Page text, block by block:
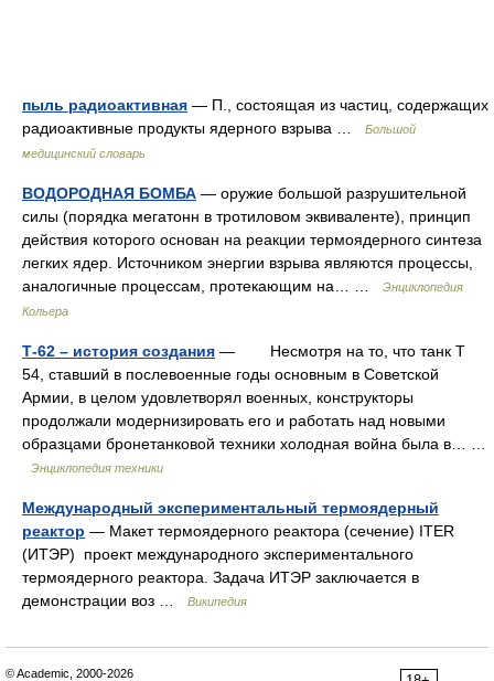
пыль радиоактивная — П., состоящая из частиц, содержащих
радиоактивные продукты ядерного взрыва …
Большой
медицинский словарь
ВОДОРОДНАЯ БОМБА — оружие большой разрушительной
силы (порядка мегатонн в тротиловом эквиваленте), принцип
действия которого основан на реакции термоядерного синтеза
легких ядер. Источником энергии взрыва являются процессы,
аналогичные процессам, протекающим на… …
Энциклопедия
Кольера
Т-62 – история создания — Несмотря на то, что танк Т
54, ставший в послевоенные годы основным в Советской
Армии, в целом удовлетворял военных, конструкторы
продолжали модернизировать его и работать над новыми
образцами бронетанковой техники холодная война была в… …
Энциклопедия техники
Международный экспериментальный термоядерный
реактор — Макет термоядерного реактора (сечение) ITER
(ИТЭР) проект международного экспериментального
термоядерного реактора. Задача ИТЭР заключается в
демонстрации воз …
Википедия
© Academic, 2000-2026